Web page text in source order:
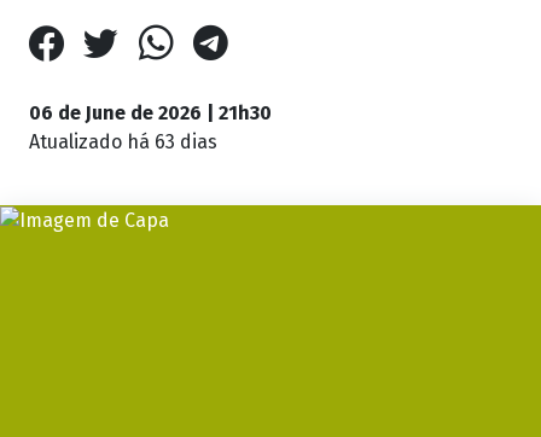
06 de June de 2026 | 21h30
Atualizado há 63 dias